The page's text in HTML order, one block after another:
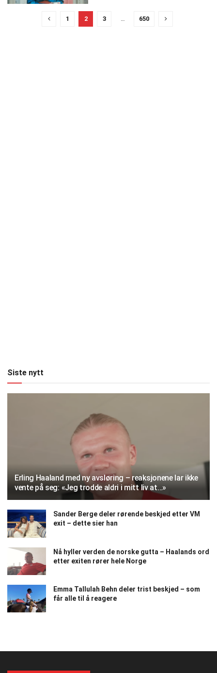
1 2 3 … 650
Siste nytt
Erling Haaland med ny avsløring – reaksjonene lar ikke
vente på seg: «Jeg trodde aldri i mitt liv at…»
Sander Berge deler rørende beskjed etter VM
exit – dette sier han
Nå hyller verden de norske gutta – Haalands ord
etter exiten rører hele Norge
Emma Tallulah Behn deler trist beskjed – som
får alle til å reagere